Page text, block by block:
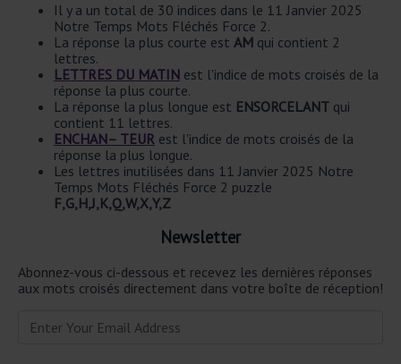
Il y a un total de 30 indices dans le 11 Janvier 2025
Notre Temps Mots Fléchés Force 2.
La réponse la plus courte est AM qui contient 2
lettres.
LETTRES DU MATIN est l'indice de mots croisés de la
réponse la plus courte.
La réponse la plus longue est ENSORCELANT qui
contient 11 lettres.
ENCHAN– TEUR est l'indice de mots croisés de la
réponse la plus longue.
Les lettres inutilisées dans 11 Janvier 2025 Notre
Temps Mots Fléchés Force 2 puzzle
F,G,H,J,K,Q,W,X,Y,Z
Newsletter
Abonnez-vous ci-dessous et recevez les dernières réponses
aux mots croisés directement dans votre boîte de réception!